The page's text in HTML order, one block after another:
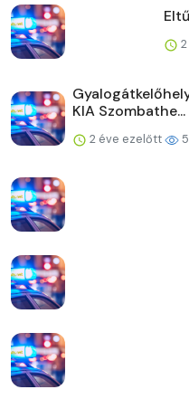
KIA Szombathe...
2 éve ezelőtt